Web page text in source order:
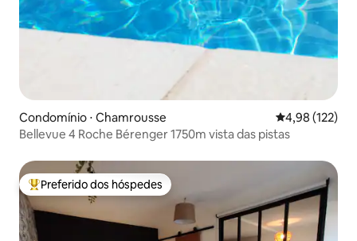
Condomínio ⋅ Chamrousse 4,98 de uma
4,98 (122)
Bellevue 4 Roche Bérenger 1750m vista das pistas
Entre os melhores preferidos dos hóspedes
Preferido dos hóspedes